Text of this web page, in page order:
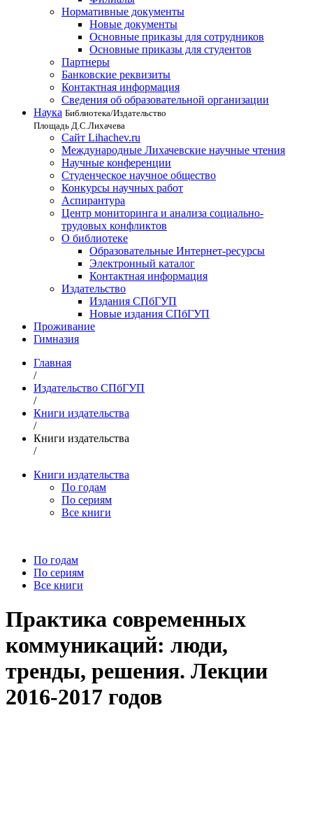
Нормативные документы
Новые документы
Основные приказы для сотрудников
Основные приказы для студентов
Партнеры
Банковские реквизиты
Контактная информация
Сведения об образовательной организации
Наука Библиотека/Издательство
Площадь Д.С.Лихачева
Сайт Lihachev.ru
Международные Лихачевские научные чтения
Научные конференции
Студенческое научное общество
Конкурсы научных работ
Аспирантура
Центр мониторинга и анализа социально-
трудовых конфликтов
О библиотеке
Образовательные Интернет-ресурсы
Электронный каталог
Контактная информация
Издательство
Издания СПбГУП
Новые издания СПбГУП
Проживание
Гимназия
Главная
/
Издательство СПбГУП
/
Книги издательства
/
Книги издательства
/
Книги издательства
По годам
По сериям
Все книги
По годам
По сериям
Все книги
Практика современных
коммуникаций: люди,
тренды, решения. Лекции
2016-2017 годов